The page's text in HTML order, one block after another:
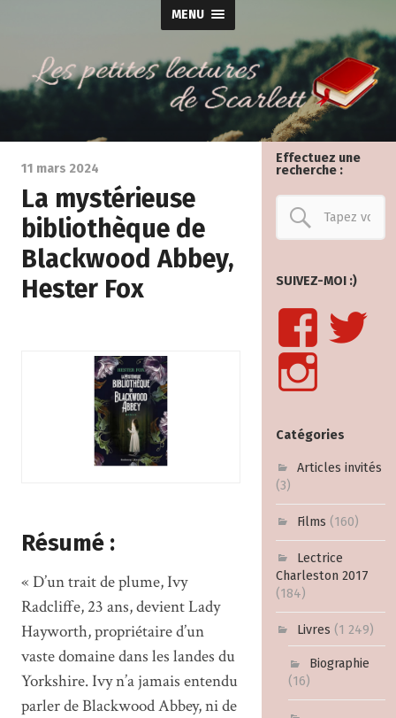
MENU
Effectuez une
recherche :
SUIVEZ-MOI :)
Catégories
Articles invités
(3)
Films (160)
Lectrice
Charleston 2017
(184)
Livres (1 249)
Biographie
(16)
11 mars 2024
La mystérieuse
bibliothèque de
Blackwood Abbey,
Hester Fox
Résumé :
« D’un trait de plume, Ivy
Radcliffe, 23 ans, devient Lady
Hayworth, propriétaire d’un
vaste domaine dans les landes du
Yorkshire. Ivy n’a jamais entendu
parler de Blackwood Abbey, ni de